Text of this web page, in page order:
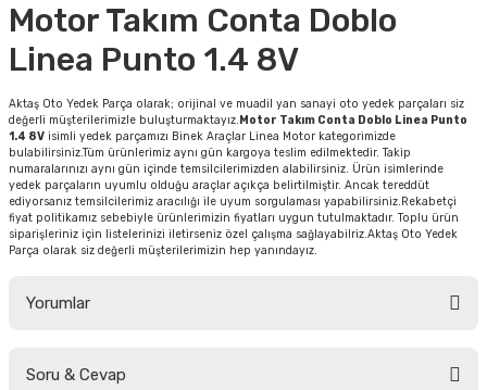
Motor Takım Conta Doblo
Linea Punto 1.4 8V
Aktaş Oto Yedek Parça olarak; orijinal ve muadil yan sanayi oto yedek parçaları siz
değerli müşterilerimizle buluşturmaktayız.Motor Takım Conta Doblo Linea Punto
1.4 8V isimli yedek parçamızı Binek Araçlar Linea Motor kategorimizde
bulabilirsiniz.Tüm ürünlerimiz aynı gün kargoya teslim edilmektedir. Takip
numaralarınızı aynı gün içinde temsilcilerimizden alabilirsiniz. Ürün isimlerinde
yedek parçaların uyumlu olduğu araçlar açıkça belirtilmiştir. Ancak tereddüt
ediyorsanız temsilcilerimiz aracılığı ile uyum sorgulaması yapabilirsiniz.Rekabetçi
fiyat politikamız sebebiyle ürünlerimizin fiyatları uygun tutulmaktadır. Toplu ürün
siparişleriniz için listelerinizi iletirseniz özel çalışma sağlayabilriz.Aktaş Oto Yedek
Parça olarak siz değerli müşterilerimizin hep yanındayız.
Yorumlar
Soru & Cevap